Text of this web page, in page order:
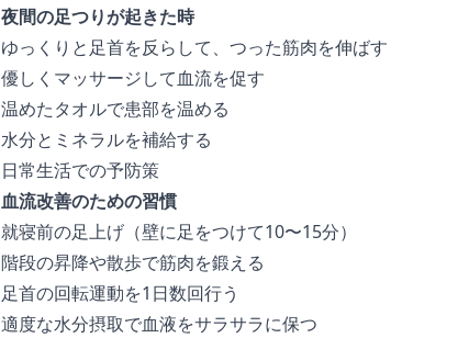
夜間の足つりが起きた時
ゆっくりと足首を反らして、つった筋肉を伸ばす
優しくマッサージして血流を促す
温めたタオルで患部を温める
水分とミネラルを補給する
日常生活での予防策
血流改善のための習慣
就寝前の足上げ（壁に足をつけて10〜15分）
階段の昇降や散歩で筋肉を鍛える
足首の回転運動を1日数回行う
適度な水分摂取で血液をサラサラに保つ